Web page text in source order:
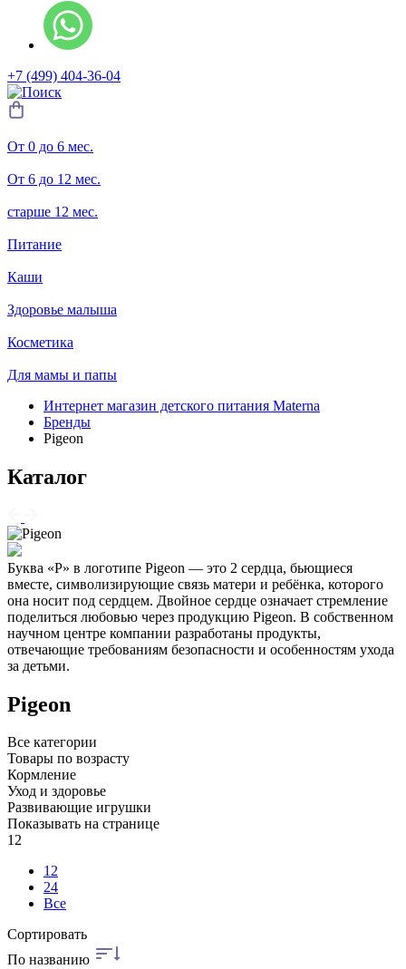
+7 (499) 404-36-04
От 0 до 6 мес.
От 6 до 12 мес.
старше 12 мес.
Питание
Каши
Здоровье малыша
Косметика
Для мамы и папы
Интернет магазин детского питания Materna
Бренды
Pigeon
Каталог
Буква «P» в логотипе Pigeon — это 2 сердца, бьющиеся
вместе, символизирующие связь матери и ребёнка, которого
она носит под сердцем. Двойное сердце означает стремление
поделиться любовью через продукцию Pigeon. В собственном
научном центре компании разработаны продукты,
отвечающие требованиям безопасности и особенностям ухода
за детьми.
Pigeon
Все категории
Товары по возрасту
Кормление
Уход и здоровье
Развивающие игрушки
Показывать на странице
12
12
24
Все
Сортировать
По названию